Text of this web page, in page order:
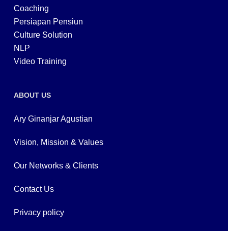
Coaching
Persiapan Pensiun
Culture Solution
NLP
Video Training
ABOUT US
Ary Ginanjar Agustian
Vision, Mission & Values
Our Networks & Clients
Contact Us
Privacy policy